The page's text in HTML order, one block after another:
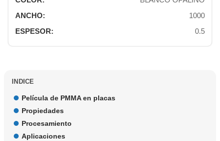
1000
0.5
INDICE
Película de PMMA en placas
Propiedades
Procesamiento
Aplicaciones